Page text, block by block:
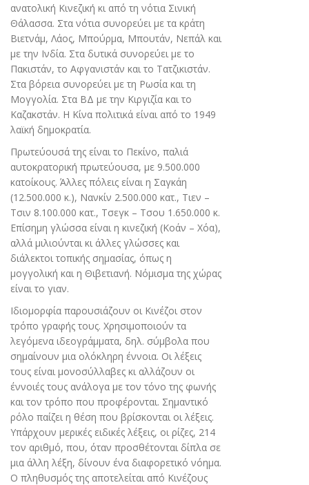
ανατολική Κινεζική κι από τη νότια Σινική
Θάλασσα. Στα νότια συνορεύει με τα κράτη
Βιετνάμ, Λάος, Μπούρμα, Μπουτάν, Νεπάλ και
με την Ινδία. Στα δυτικά συνορεύει με το
Πακιστάν, το Αφγανιστάν και το Τατζικιστάν.
Στα βόρεια συνορεύει με τη Ρωσία και τη
Μογγολία. Στα ΒΔ με την Κιργιζία και το
Καζακστάν. Η Κίνα πολιτικά είναι από το 1949
λαϊκή δημοκρατία.
Πρωτεύουσά της είναι το Πεκίνο, παλιά
αυτοκρατορική πρωτεύουσα, με 9.500.000
κατοίκους. Άλλες πόλεις είναι η Σαγκάη
(12.500.000 κ.), Νανκίν 2.500.000 κατ., Τιεν –
Τσιν 8.100.000 κατ., Τσεγκ – Τσου 1.650.000 κ.
Επίσημη γλώσσα είναι η κινεζική (Κοάν – Χόα),
αλλά μιλιούνται κι άλλες γλώσσες και
διάλεκτοι τοπικής σημασίας, όπως η
μογγολική και η Θιβετιανή. Νόμισμα της χώρας
είναι το γιαν.
Ιδιομορφία παρουσιάζουν οι Κινέζοι στον
τρόπο γραφής τους. Χρησιμοποιούν τα
λεγόμενα ιδεογράμματα, δηλ. σύμβολα που
σημαίνουν μια ολόκληρη έννοια. Οι λέξεις
τους είναι μονοσύλλαβες κι αλλάζουν οι
έννοιές τους ανάλογα με τον τόνο της φωνής
και τον τρόπο που προφέρονται. Σημαντικό
ρόλο παίζει η θέση που βρίσκονται οι λέξεις.
Υπάρχουν μερικές ειδικές λέξεις, οι ρίζες, 214
τον αριθμό, που, όταν προσθέτονται δίπλα σε
μια άλλη λέξη, δίνουν ένα διαφορετικό νόημα.
Ο πληθυσμός της αποτελείται από Κινέζους